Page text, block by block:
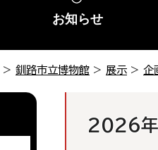
お知らせ
> 釧路市立博物館 > 展示 > 企
2026年